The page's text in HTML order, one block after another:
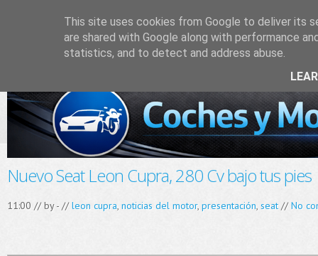
Nuevo Seat Leon Cupra, 280 Cv bajo tus pies
11:00 // by- //leon cupra, noticias del motor, presentación, seat//No
This site uses cookies from Google to deliver its
are shared with Google along with performance
statistics, and to detect and address abuse.